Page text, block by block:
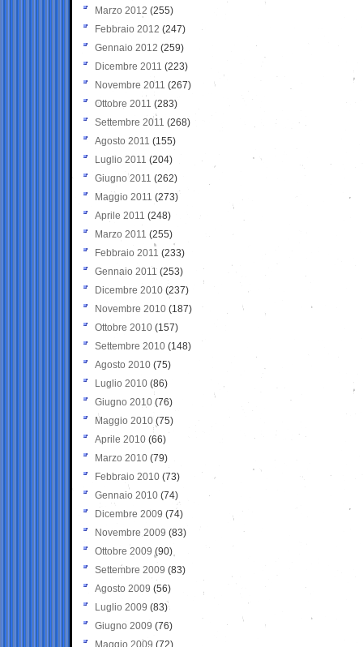
Marzo 2012 (255)
Febbraio 2012 (247)
Gennaio 2012 (259)
Dicembre 2011 (223)
Novembre 2011 (267)
Ottobre 2011 (283)
Settembre 2011 (268)
Agosto 2011 (155)
Luglio 2011 (204)
Giugno 2011 (262)
Maggio 2011 (273)
Aprile 2011 (248)
Marzo 2011 (255)
Febbraio 2011 (233)
Gennaio 2011 (253)
Dicembre 2010 (237)
Novembre 2010 (187)
Ottobre 2010 (157)
Settembre 2010 (148)
Agosto 2010 (75)
Luglio 2010 (86)
Giugno 2010 (76)
Maggio 2010 (75)
Aprile 2010 (66)
Marzo 2010 (79)
Febbraio 2010 (73)
Gennaio 2010 (74)
Dicembre 2009 (74)
Novembre 2009 (83)
Ottobre 2009 (90)
Settembre 2009 (83)
Agosto 2009 (56)
Luglio 2009 (83)
Giugno 2009 (76)
Maggio 2009 (72)